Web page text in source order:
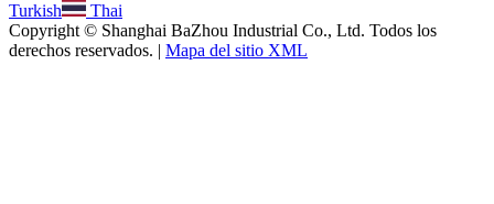
Turkish
Thai
Copyright © Shanghai BaZhou Industrial Co., Ltd. Todos los
derechos reservados. | Mapa del sitio XML